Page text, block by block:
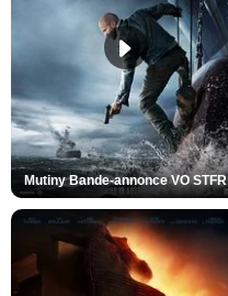
Mutiny Bande-annonce VO STFR